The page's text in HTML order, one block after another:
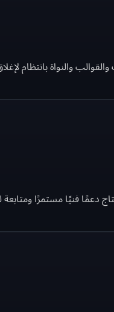
والنواة بانتظام
فنيًا مستمرًا ومتابعة